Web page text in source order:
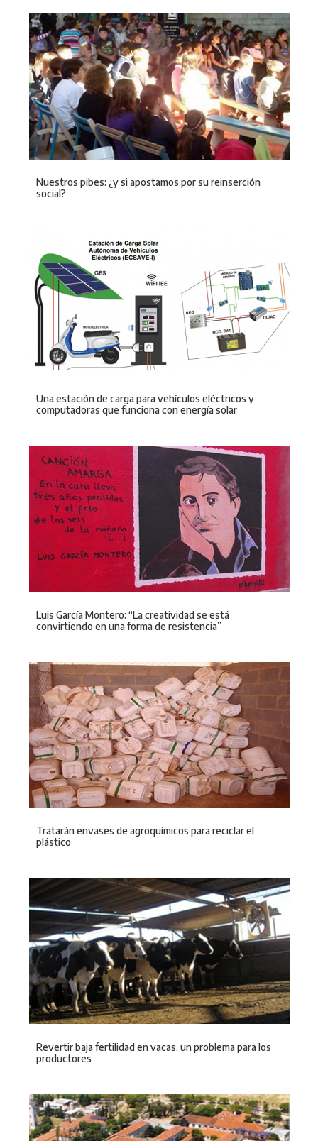
Nuestros pibes: ¿y si apostamos por su reinserción
social?
Una estación de carga para vehículos eléctricos y
computadoras que funciona con energía solar
Luis García Montero: “La creatividad se está
convirtiendo en una forma de resistencia”
Tratarán envases de agroquímicos para reciclar el
plástico
Revertir baja fertilidad en vacas, un problema para los
productores